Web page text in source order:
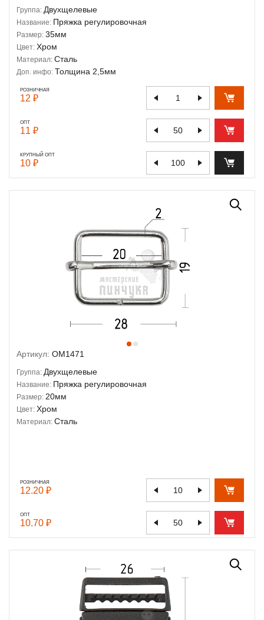
Группа: Двухщелевые
Название: Пряжка регулировочная
Размер: 35мм
Цвет: Хром
Материал: Сталь
Доп. инфо: Толщина 2,5мм
РОЗНИЧНАЯ
12 ₽
ОПТ
11 ₽
КРУПНЫЙ ОПТ
10 ₽
Артикул: OM1471
Группа: Двухщелевые
Название: Пряжка регулировочная
Размер: 20мм
Цвет: Хром
Материал: Сталь
РОЗНИЧНАЯ
12.20 ₽
ОПТ
10.70 ₽